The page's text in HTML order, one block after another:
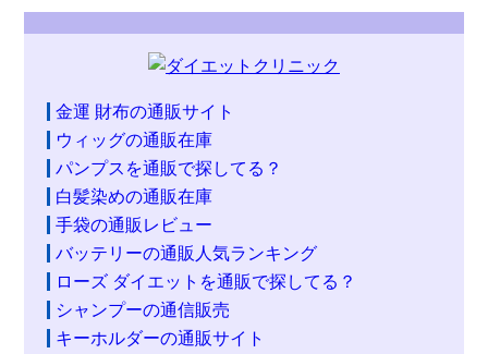
金運 財布の通販サイト
ウィッグの通販在庫
パンプスを通販で探してる？
白髪染めの通販在庫
手袋の通販レビュー
バッテリーの通販人気ランキング
ローズ ダイエットを通販で探してる？
シャンプーの通信販売
キーホルダーの通販サイト